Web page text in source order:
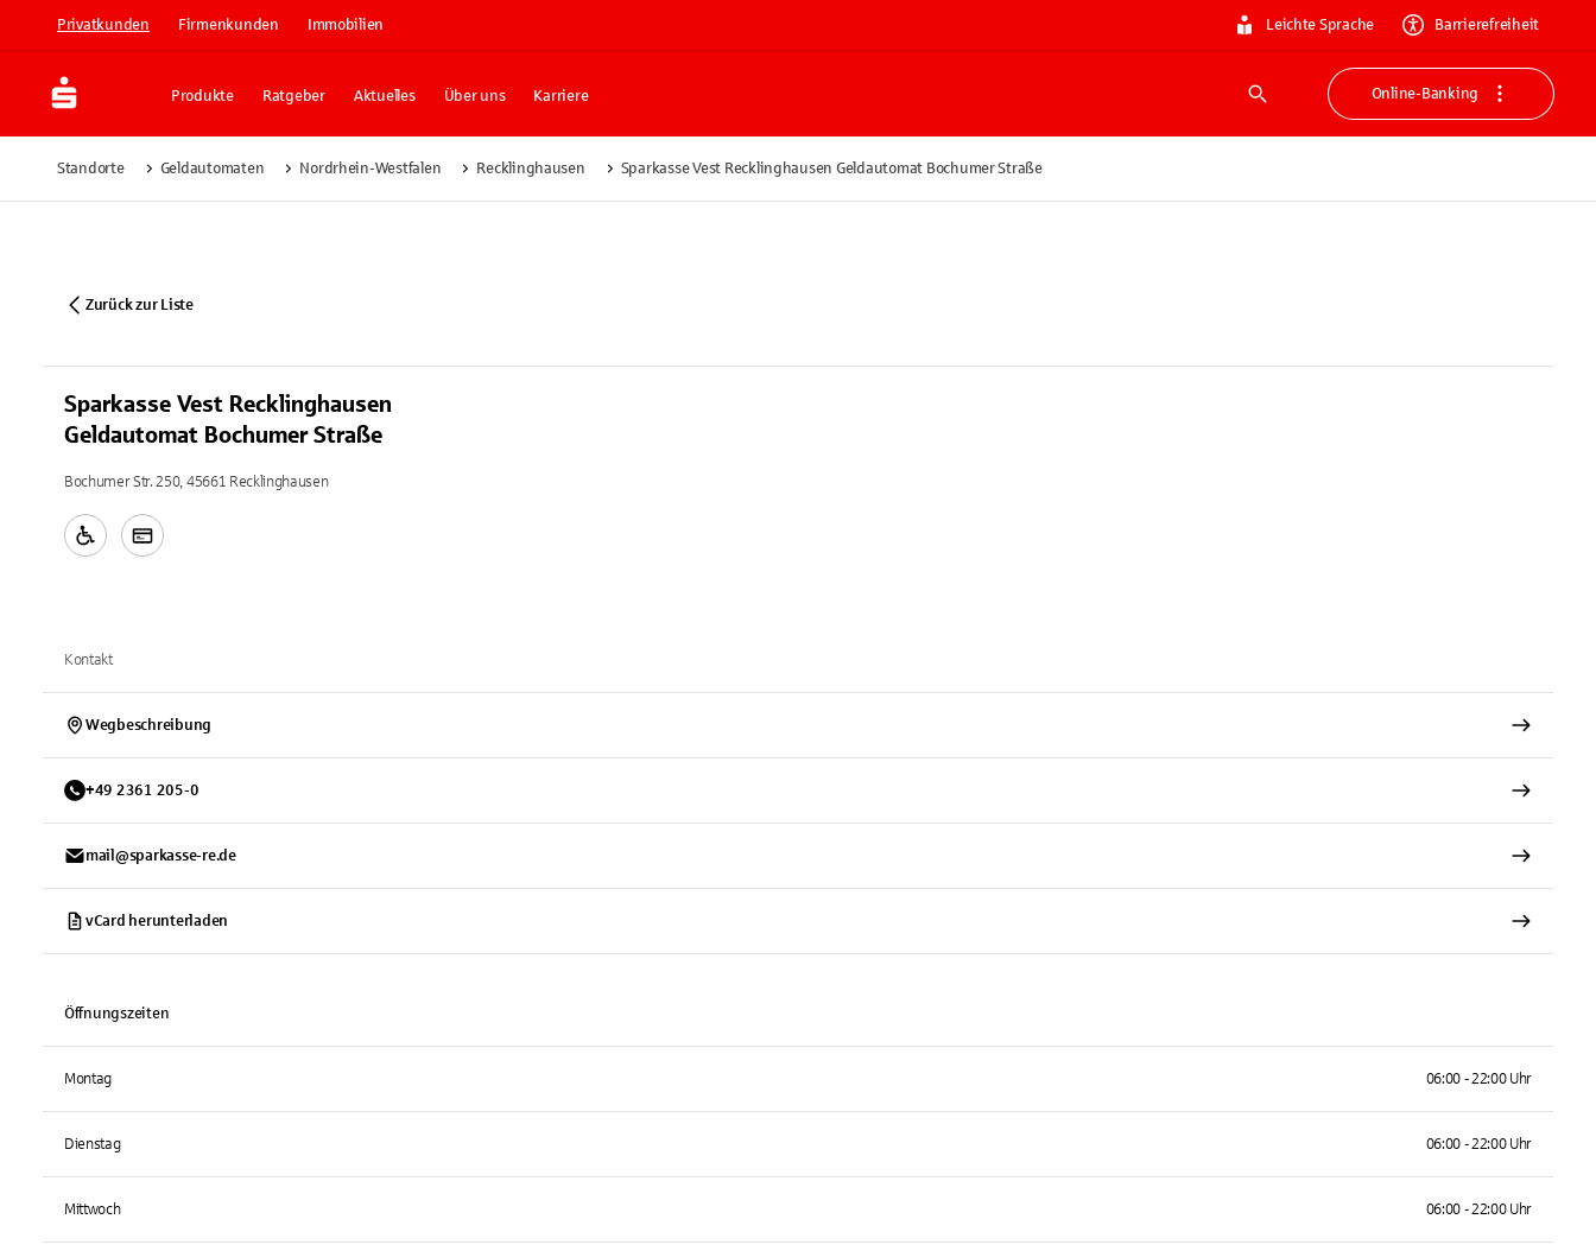
Privatkunden Firmenkunden Immobilien Leichte Sprache Barrierefreiheit
Produkte Ratgeber Aktuelles Über uns Karriere
Suche
Online-Banking
Standorte Geldautomaten Nordrhein-Westfalen Recklinghausen Sparkasse Vest Recklinghausen Geldautomat Bochumer Straße
Zurück zur Liste
Sparkasse Vest Recklinghausen
Geldautomat Bochumer Straße
Bochumer Str. 250, 45661 Recklinghausen
Kontakt
Wegbeschreibung
+49 2361 205-0
mail@sparkasse-re.de
vCard herunterladen
Öffnungszeiten
Montag 06:00 - 22:00 Uhr
Dienstag 06:00 - 22:00 Uhr
Mittwoch 06:00 - 22:00 Uhr